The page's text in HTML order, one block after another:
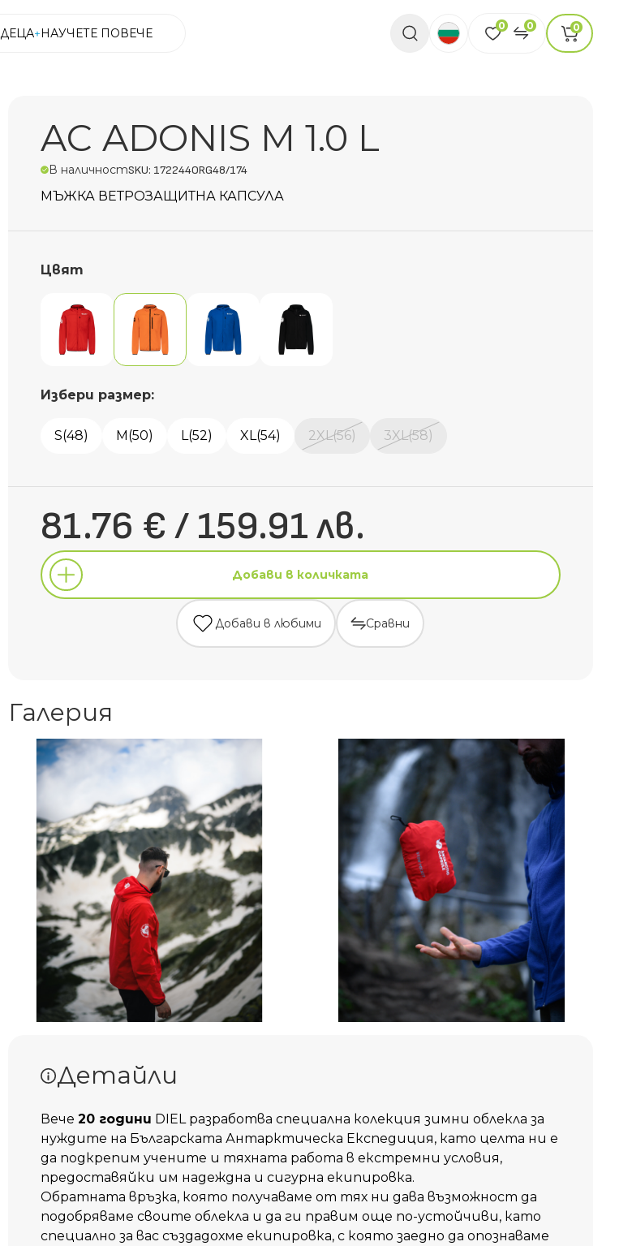
ДЕЦА НАУЧЕТЕ ПОВЕЧЕ
0 0 0
AC ADONIS M 1.0 L
В наличностSKU: 172244ORG48/174
МЪЖКА ВЕТРОЗАЩИТНА КАПСУЛА
Цвят
Избери размер:
S(48) M(50) L(52) XL(54) 2XL(56) 3XL(58)
81.76 € / 159.91 лв.
Добави в количката
Добави в любими Сравни
Галерия
Детайли
Вече 20 години DIEL разработва специална колекция зимни облекла за
нуждите на Българската Антарктическа Експедиция, като целта ни е
да подкрепим учените и тяхната работа в екстрeмни условия,
предоставяйки им надеждна и сигурна екипировка.
Обратната връзка, която получаваме от тях ни дава възможност да
подобряваме своите облекла и да ги правим още по-устойчиви, като
специално за вас създадохме екипировка, с която заедно да опознаваме